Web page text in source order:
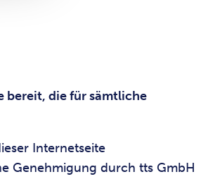
bereit, die für sämtliche
Internetseite
Genehmigung durch tts GmbH